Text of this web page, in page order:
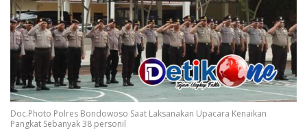
Doc.Photo Polres Bondowoso Saat Laksanakan Upacara Kenaikan
Pangkat Sebanyak 38 personil